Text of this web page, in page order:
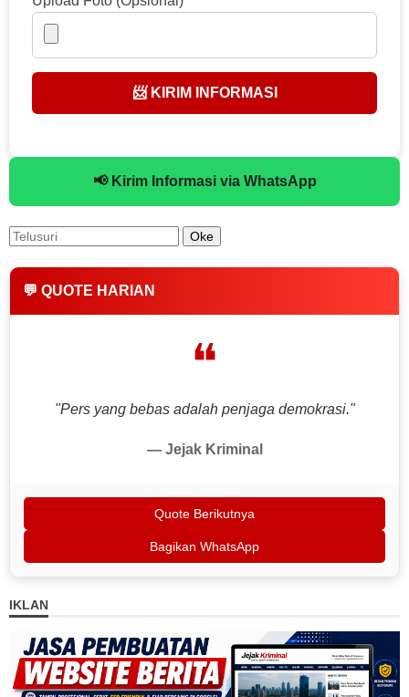
📨 KIRIM INFORMASI
📢 Kirim Informasi via WhatsApp
💬 QUOTE HARIAN
❝
"Pers yang bebas adalah penjaga demokrasi."
— Jejak Kriminal
Quote Berikutnya
Bagikan WhatsApp
IKLAN